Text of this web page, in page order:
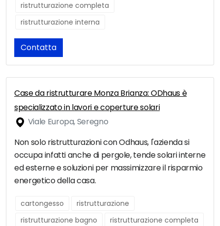
ristrutturazione completa
ristrutturazione interna
Contatta
Case da ristrutturare Monza Brianza: ODhaus è
specializzato in lavori e coperture solari
Viale Europa, Seregno
Non solo ristrutturazioni con Odhaus, l'azienda si
occupa infatti anche di pergole, tende solari interne
ed esterne e soluzioni per massimizzare il risparmio
energetico della casa.
cartongesso
ristrutturazione
ristrutturazione bagno
ristrutturazione completa